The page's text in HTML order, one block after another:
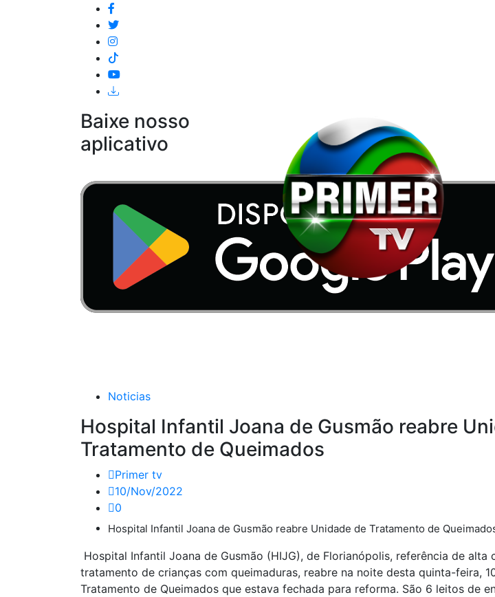
Baixe nosso
aplicativo
Noticias
Hospital Infantil Joana de Gusmão reabre
Tratamento de Queimados
Primer tv
10/Nov/2022
0
Hospital Infantil Joana de Gusmão reabre Unidade de Tratamento de
Hospital Infantil Joana de Gusmão (HIJG), de Florianópolis, referência de alta
tratamento de crianças com queimaduras, reabre na noite desta quinta-feira,
Tratamento de Queimados que estava fechada para reforma. São 6 leitos de